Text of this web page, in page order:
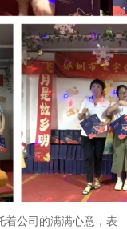
公司的满满心意，表